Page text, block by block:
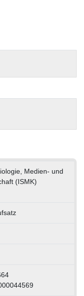
Medien- und
(ISMK)